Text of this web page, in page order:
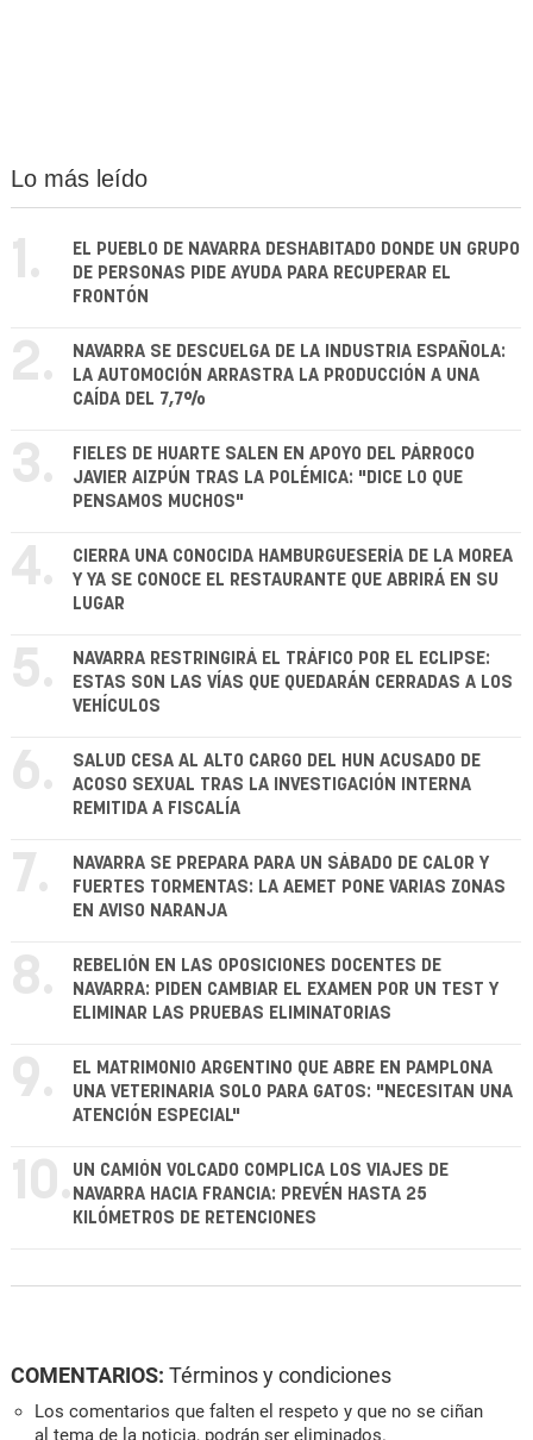
Lo más leído
1.
EL PUEBLO DE NAVARRA DESHABITADO DONDE UN GRUPO
DE PERSONAS PIDE AYUDA PARA RECUPERAR EL
FRONTÓN
2.
NAVARRA SE DESCUELGA DE LA INDUSTRIA ESPAÑOLA:
LA AUTOMOCIÓN ARRASTRA LA PRODUCCIÓN A UNA
CAÍDA DEL 7,7%
3.
FIELES DE HUARTE SALEN EN APOYO DEL PÁRROCO
JAVIER AIZPÚN TRAS LA POLÉMICA: "DICE LO QUE
PENSAMOS MUCHOS"
4.
CIERRA UNA CONOCIDA HAMBURGUESERÍA DE LA MOREA
Y YA SE CONOCE EL RESTAURANTE QUE ABRIRÁ EN SU
LUGAR
5.
NAVARRA RESTRINGIRÁ EL TRÁFICO POR EL ECLIPSE:
ESTAS SON LAS VÍAS QUE QUEDARÁN CERRADAS A LOS
VEHÍCULOS
6.
SALUD CESA AL ALTO CARGO DEL HUN ACUSADO DE
ACOSO SEXUAL TRAS LA INVESTIGACIÓN INTERNA
REMITIDA A FISCALÍA
7.
NAVARRA SE PREPARA PARA UN SÁBADO DE CALOR Y
FUERTES TORMENTAS: LA AEMET PONE VARIAS ZONAS
EN AVISO NARANJA
8.
REBELIÓN EN LAS OPOSICIONES DOCENTES DE
NAVARRA: PIDEN CAMBIAR EL EXAMEN POR UN TEST Y
ELIMINAR LAS PRUEBAS ELIMINATORIAS
9.
EL MATRIMONIO ARGENTINO QUE ABRE EN PAMPLONA
UNA VETERINARIA SOLO PARA GATOS: "NECESITAN UNA
ATENCIÓN ESPECIAL"
10. UN CAMIÓN VOLCADO COMPLICA LOS VIAJES DE
NAVARRA HACIA FRANCIA: PREVÉN HASTA 25
KILÓMETROS DE RETENCIONES
COMENTARIOS: Términos y condiciones
Los comentarios que falten el respeto y que no se ciñan
al tema de la noticia, podrán ser eliminados.